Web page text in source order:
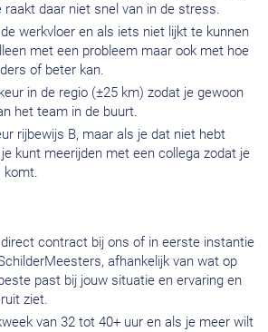
raakt daar niet snel van in de stress.
werkvloer en als iets niet lijkt te kunnen
met een probleem maar ook met hoe
of beter kan.
in de regio (±25 km) zodat je gewoon
het team in de buurt.
rijbewijs B, maar als je dat niet hebt
kunt meerijden met een collega zodat je
komt.
contract bij ons of in eerste instantie
afhankelijk van wat op
past bij jouw situatie en ervaring en
ziet.
van 32 tot 40+ uur en als je meer wilt